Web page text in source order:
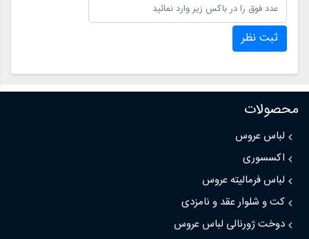
ثبت نظر
محصولات
لباس عروس
اکسسوری
لباس فرمالیته عروس
کت و شلوار عقد و نامزدی
دوخت ژورنالی لباس عروس